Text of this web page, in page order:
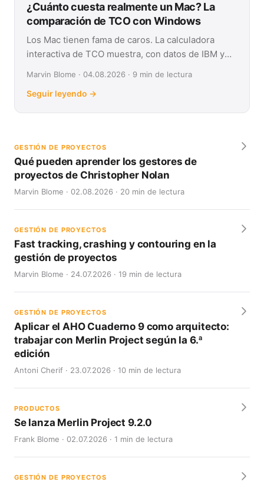
¿Cuánto cuesta realmente un Mac? La
comparación de TCO con Windows
Los Mac tienen fama de caros. La calculadora
interactiva de TCO muestra, con datos de IBM y
Marvin Blome · 04.08.2026 · 9 min de lectura
Seguir leyendo →
GESTIÓN DE PROYECTOS
Qué pueden aprender los gestores de
proyectos de Christopher Nolan
Marvin Blome · 02.08.2026 · 20 min de lectura
GESTIÓN DE PROYECTOS
Fast tracking, crashing y contouring en la
gestión de proyectos
Marvin Blome · 24.07.2026 · 19 min de lectura
GESTIÓN DE PROYECTOS
Aplicar el AHO Cuaderno 9 como arquitecto:
trabajar con Merlin Project según la 6.ª
edición
Antoni Cherif · 23.07.2026 · 10 min de lectura
PRODUCTOS
Se lanza Merlin Project 9.2.0
Frank Blome · 02.07.2026 · 1 min de lectura
GESTIÓN DE PROYECTOS